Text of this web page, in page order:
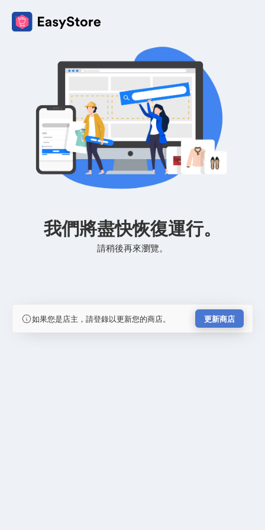
我們將盡快恢復運行。
請稍後再來瀏覽。
如果您是店主，請登錄以更新您的商店。 更新商店